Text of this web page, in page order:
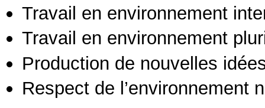
Travail en environnement
Travail en environnement
Production de nouvelles
Respect de l’environnement